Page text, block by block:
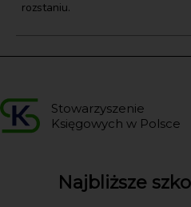
rozstaniu.
Stowarzyszenie
Księgowych w Polsce
Najbliższe